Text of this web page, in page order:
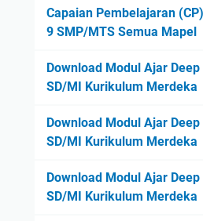
Capaian Pembelajaran
9 SMP/MTS Semua Mapel
Download Modul Ajar
SD/MI Kurikulum Merdeka
Download Modul Ajar
SD/MI Kurikulum Merdeka
Download Modul Ajar
SD/MI Kurikulum Merdeka